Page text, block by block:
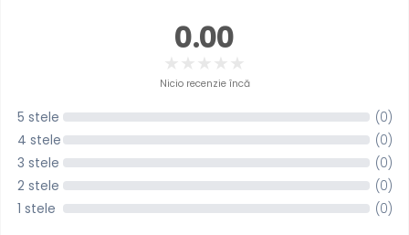
0.00
Nicio recenzie încă
5 stele
(0)
4 stele
(0)
3 stele
(0)
2 stele
(0)
1 stele
(0)